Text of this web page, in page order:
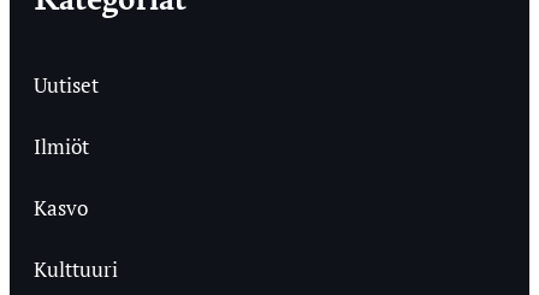
Uutiset
Ilmiöt
Kasvo
Kulttuuri